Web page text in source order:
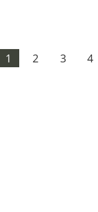
1 2 3 4